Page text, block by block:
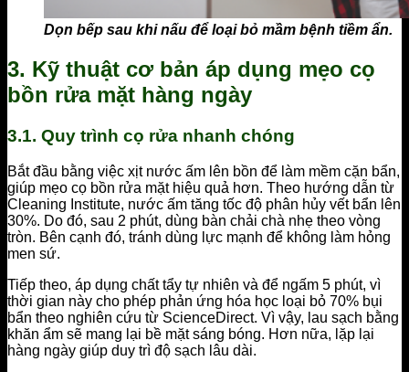
Dọn bếp sau khi nấu để loại bỏ mầm bệnh tiềm ẩn.
3. Kỹ thuật cơ bản áp dụng mẹo cọ
bồn rửa mặt hàng ngày
3.1. Quy trình cọ rửa nhanh chóng
Bắt đầu bằng việc xịt nước ấm lên bồn để làm mềm cặn bẩn,
giúp mẹo cọ bồn rửa mặt hiệu quả hơn. Theo hướng dẫn từ
Cleaning Institute, nước ấm tăng tốc độ phân hủy vết bẩn lên
30%. Do đó, sau 2 phút, dùng bàn chải chà nhẹ theo vòng
tròn. Bên cạnh đó, tránh dùng lực mạnh để không làm hỏng
men sứ.
Tiếp theo, áp dụng chất tẩy tự nhiên và để ngấm 5 phút, vì
thời gian này cho phép phản ứng hóa học loại bỏ 70% bụi
bẩn theo nghiên cứu từ ScienceDirect. Vì vậy, lau sạch bằng
khăn ẩm sẽ mang lại bề mặt sáng bóng. Hơn nữa, lặp lại
hàng ngày giúp duy trì độ sạch lâu dài.